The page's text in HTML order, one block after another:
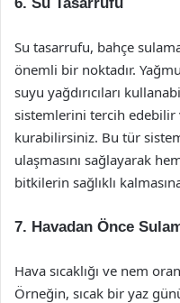
Su tasarrufu, bahçe
önemli bir noktadır.
suyu yağdırıcıları
sistemlerini tercih edebilir
kurabilirsiniz. Bu tür
ulaşmasını sağlayarak
bitkilerin sağlıklı
7. Havadan Önce
Hava sıcaklığı ve nem
Örneğin, sıcak bir yaz